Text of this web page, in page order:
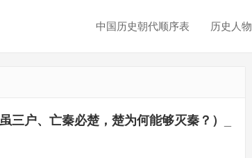
中国历史朝代顺序表 历史人物
三户、亡秦必楚，楚为何能够灭秦？）_